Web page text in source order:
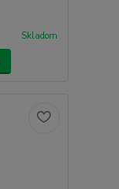
Skladom